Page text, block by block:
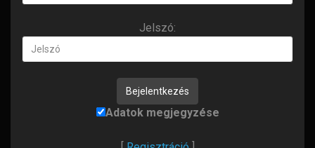
Jelszó:
Adatok megjegyzése